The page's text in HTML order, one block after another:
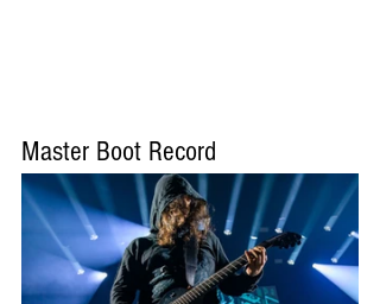
Master Boot Record